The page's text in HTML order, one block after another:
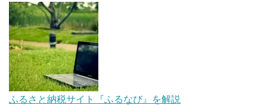
ふるさと納税サイト『ふるなび』を解説